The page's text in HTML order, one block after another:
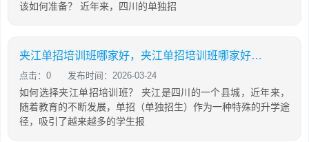
该如何准备？ 近年来，四川的单独招
夹江单招培训班哪家好，夹江单招培训班哪家好一点
点击：0 发布时间：2026-03-24
如何选择夹江单招培训班？ 夹江是四川的一个县城，近年来，
随着教育的不断发展，单招（单独招生）作为一种特殊的升学途
径，吸引了越来越多的学生报